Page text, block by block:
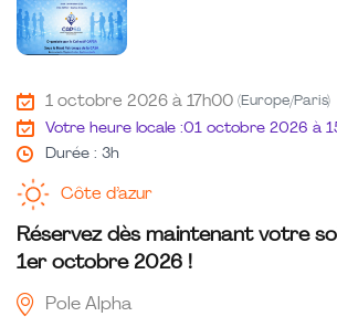
1 octobre 2026 à 17h00 (Europe/Paris)
Votre heure locale :01 octobre 2026 à
Durée : 3h
Côte d’azur
Réservez dès maintenant votre
1er octobre 2026 !
Pole Alpha